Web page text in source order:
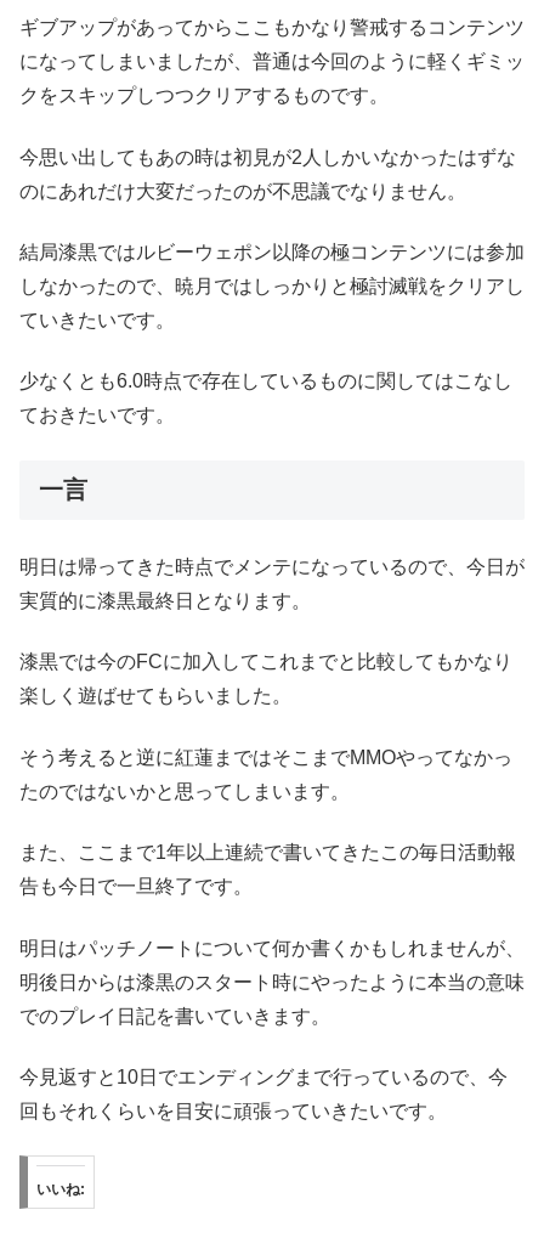
ギブアップがあってからここもかなり警戒するコンテンツ
になってしまいましたが、普通は今回のように軽くギミッ
クをスキップしつつクリアするものです。
今思い出してもあの時は初見が2人しかいなかったはずな
のにあれだけ大変だったのが不思議でなりません。
結局漆黒ではルビーウェポン以降の極コンテンツには参加
しなかったので、暁月ではしっかりと極討滅戦をクリアし
ていきたいです。
少なくとも6.0時点で存在しているものに関してはこなし
ておきたいです。
一言
明日は帰ってきた時点でメンテになっているので、今日が
実質的に漆黒最終日となります。
漆黒では今のFCに加入してこれまでと比較してもかなり
楽しく遊ばせてもらいました。
そう考えると逆に紅蓮まではそこまでMMOやってなかっ
たのではないかと思ってしまいます。
また、ここまで1年以上連続で書いてきたこの毎日活動報
告も今日で一旦終了です。
明日はパッチノートについて何か書くかもしれませんが、
明後日からは漆黒のスタート時にやったように本当の意味
でのプレイ日記を書いていきます。
今見返すと10日でエンディングまで行っているので、今
回もそれくらいを目安に頑張っていきたいです。
いいね: